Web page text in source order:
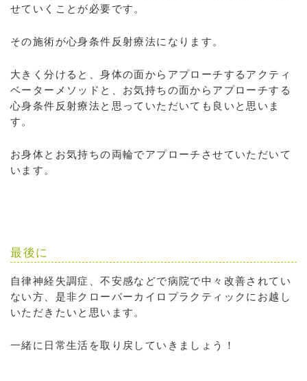
せていくことが必要です。
その施術が心身条件反射療法になります。
大きく分けると、身体の面からアプローチするアクティ
ベーターメソッドと、お気持ちの面からアプローチする
心身条件反射療法と思っていただいても良いと思いま
す。
お身体とお気持ちの両輪でアプローチさせていただいて
います。
最後に
自律神経失調症、不安感などで病院で中々改善されてい
ない方、是非クローバーカイロプラクティックにお越し
いただきたいと思います。
一緒に日常生活を取り戻していきましょう！